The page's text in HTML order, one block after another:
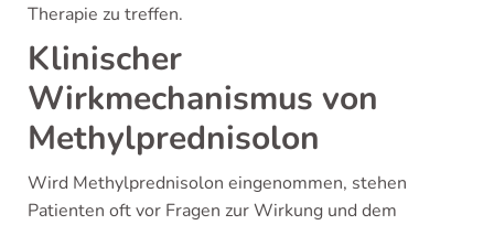
Therapie zu treffen.
Klinischer
Wirkmechanismus von
Methylprednisolon
Wird Methylprednisolon eingenommen, stehen
Patienten oft vor Fragen zur Wirkung und dem